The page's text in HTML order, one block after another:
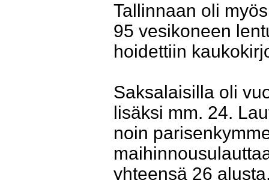
Tallinnaan oli
95 vesikoneen
hoidettiin
Saksalaisilla oli
lisäksi mm. 24.
noin
yhteensä 26